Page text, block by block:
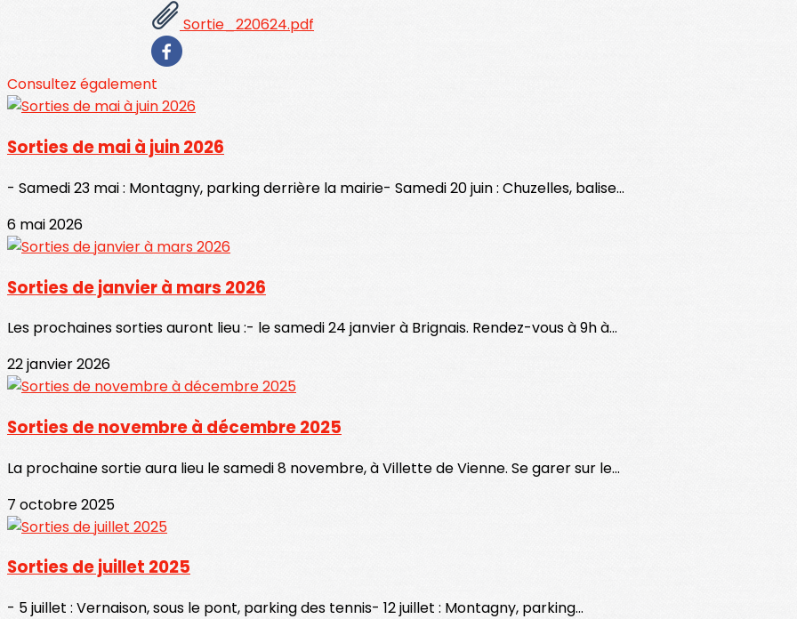
Sortie_220624.pdf
Consultez également
Sorties de mai à juin 2026
- Samedi 23 mai : Montagny, parking derrière la mairie- Samedi 20 juin : Chuzelles, balise...
6 mai 2026
Sorties de janvier à mars 2026
Les prochaines sorties auront lieu :- le samedi 24 janvier à Brignais. Rendez-vous à 9h à...
22 janvier 2026
Sorties de novembre à décembre 2025
La prochaine sortie aura lieu le samedi 8 novembre, à Villette de Vienne. Se garer sur le...
7 octobre 2025
Sorties de juillet 2025
- 5 juillet : Vernaison, sous le pont, parking des tennis- 12 juillet : Montagny, parking...